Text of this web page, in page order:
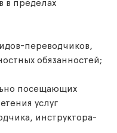
в пределах
переводчиков,
обязанностей;
посещающих
услуг
инструктора-